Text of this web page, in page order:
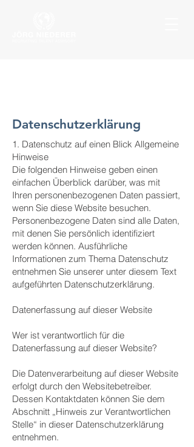
Datenschutzerklärung
1. Datenschutz auf einen Blick Allgemeine
Hinweise
Die folgenden Hinweise geben einen
einfachen Überblick darüber, was mit
Ihren personenbezogenen Daten passiert,
wenn Sie diese Website besuchen.
Personenbezogene Daten sind alle Daten,
mit denen Sie persönlich identifiziert
werden können. Ausführliche
Informationen zum Thema Datenschutz
entnehmen Sie unserer unter diesem Text
aufgeführten Datenschutzerklärung.
Datenerfassung auf dieser Website
Wer ist verantwortlich für die
Datenerfassung auf dieser Website?
Die Datenverarbeitung auf dieser Website
erfolgt durch den Websitebetreiber.
Dessen Kontaktdaten können Sie dem
Abschnitt „Hinweis zur Verantwortlichen
Stelle“ in dieser Datenschutzerklärung
entnehmen.